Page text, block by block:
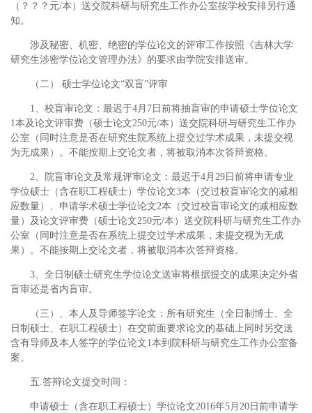
（？？？元/本）送交院科研与研究生工作办公室按学校安排另行通
知。
涉及秘密、机密、绝密的学位论文的评审工作按照《吉林大学
研究生涉密学位论文管理办法》的要求由学院安排送审。
（二）.硕士学位论文“双盲”评审
1、校盲审论文：最迟于4月7日前将抽盲审的申请硕士学位论文
1本及论文评审费（硕士论文250元/本）送交院科研与研究生工作办
公室（同时注意是否在研究生院系统上提交过学术成果，未提交视
为无成果）。不能按期上交论文者，将被取消本次答辩资格。
2、院盲审论文及常规评审论文：最迟于4月29日前将申请专业
学位硕士（含在职工程硕士）学位论文3本（交过校盲审论文的减相
应数量）、申请学术硕士学位论文2本（交过校盲审论文的减相应数
量）及论文评审费（硕士论文250元/本）送交院科研与研究生工作办
公室（同时注意是否在系统上提交过学术成果，未提交视为无成
果）。不能按期上交论文者，将被取消本次答辩资格。
3、全日制硕士研究生学位论文送审将根据提交的成果决定外省
盲审还是省内盲审。
（三）、本人及导师签字论文：所有研究生（全日制博士、全
日制硕士、在职工程硕士）在交前面要求论文的基础上同时另交送
含有导师及本人签字的学位论文1本到院科研与研究生工作办公室备
案。
五.答辩论文提交时间：
申请硕士（含在职工程硕士）学位论文2016年5月20日前申请学